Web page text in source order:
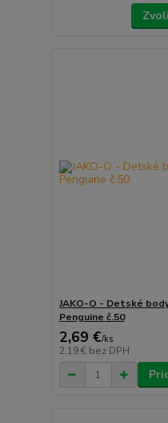
JAKO-O - Detské
Penguine č.50
2,69 €/ks
2,19 € bez DPH